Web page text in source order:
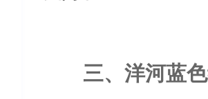
三、洋河蓝